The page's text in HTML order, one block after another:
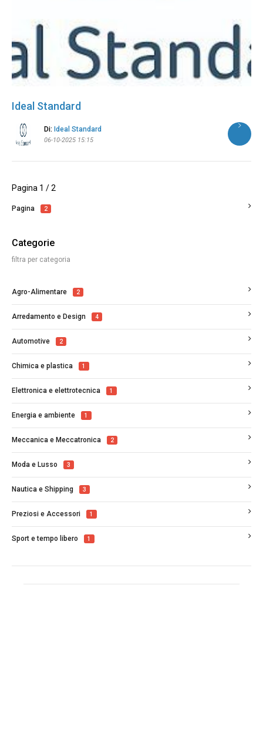
Ideal Standard
Di: Ideal Standard
06-10-2025 15:15
Pagina 1 / 2
Pagina 2
Categorie
filtra per categoria
Agro-Alimentare 2
Arredamento e Design 4
Automotive 2
Chimica e plastica 1
Elettronica e elettrotecnica 1
Energia e ambiente 1
Meccanica e Meccatronica 2
Moda e Lusso 3
Nautica e Shipping 3
Preziosi e Accessori 1
Sport e tempo libero 1